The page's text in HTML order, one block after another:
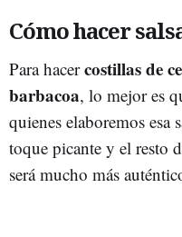
Cómo hacer
Para hacercostillas de
barbacoa, lo mejor es
quienes elaboremos esa
toque picante y el resto
será mucho más